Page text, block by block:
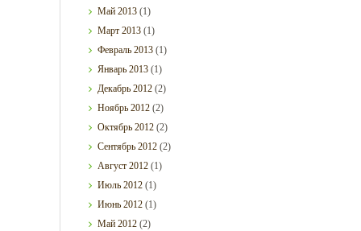
Май2013 (1)
Март2013 (1)
Февраль2013 (1)
Январь2013 (1)
Декабрь2012 (2)
Ноябрь2012 (2)
Октябрь2012 (2)
Сентябрь2012 (2)
Август2012 (1)
Июль2012 (1)
Июнь2012 (1)
Май2012 (2)